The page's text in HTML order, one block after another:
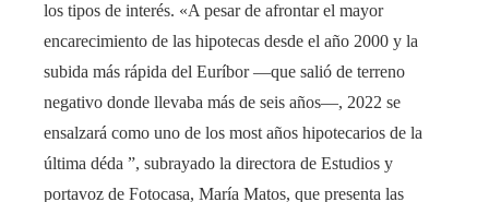
los tipos de interés. «A pesar de afrontar el mayor
encarecimiento de las hipotecas desde el año 2000 y la
subida más rápida del Euríbor —que salió de terreno
negativo donde llevaba más de seis años—, 2022 se
ensalzará como uno de los most años hipotecarios de la
última déda ”, subrayado la directora de Estudios y
portavoz de Fotocasa, María Matos, que presenta las